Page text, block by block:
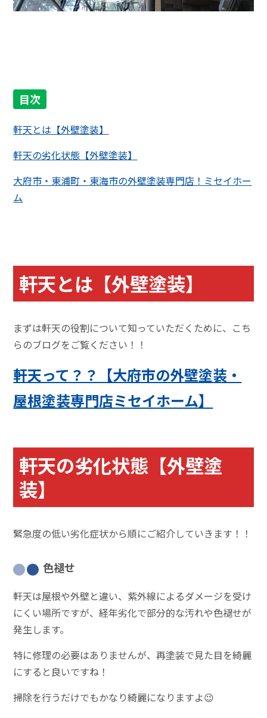
目次
軒天とは【外壁塗装】
軒天の劣化状態【外壁塗装】
大府市・東浦町・東海市の外壁塗装専門店！ミセイホー
ム
軒天とは【外壁塗装】
まずは軒天の役割について知っていただくために、こち
らのブログをご覧ください！！
軒天って？？【大府市の外壁塗装・
屋根塗装専門店ミセイホーム】
軒天の劣化状態【外壁塗
装】
緊急度の低い劣化症状から順にご紹介していきます！！
色褪せ
軒天は屋根や外壁と違い、紫外線によるダメージを受け
にくい場所ですが、経年劣化で部分的な汚れや色褪せが
発生します。
特に修理の必要はありませんが、再塗装で見た目を綺麗
にすると良いですね！
掃除を行うだけでもかなり綺麗になりますよ😉